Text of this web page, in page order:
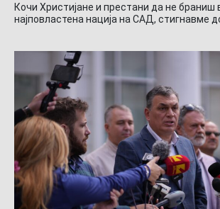
Кочи Христијане и престани да не браниш
најповластена нација на САД, стигнавме